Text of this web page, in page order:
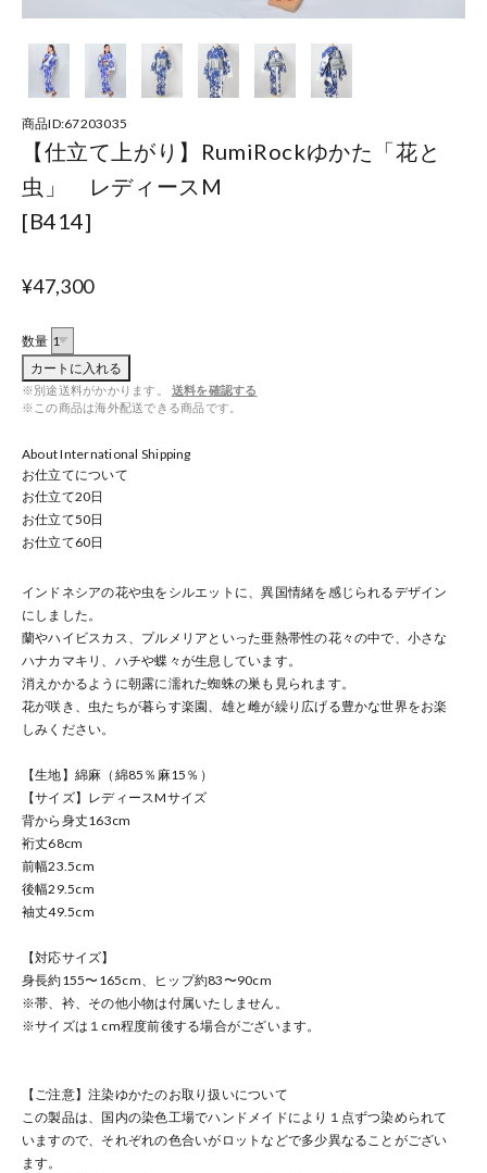
商品ID:67203035
【仕立て上がり】RumiRockゆかた「花と
虫」 レディースM
[B414]
¥47,300
数量
カートに入れる
※別途送料がかかります。
送料を確認する
※この商品は海外配送できる商品です。
About International Shipping
お仕立てについて
お仕立て20日
お仕立て50日
お仕立て60日
インドネシアの花や虫をシルエットに、異国情緒を感じられるデザイン
にしました。
蘭やハイビスカス、プルメリアといった亜熱帯性の花々の中で、小さな
ハナカマキリ、ハチや蝶々が生息しています。
消えかかるように朝露に濡れた蜘蛛の巣も見られます。
花が咲き、虫たちが暮らす楽園、雄と雌が繰り広げる豊かな世界をお楽
しみください。
【生地】綿麻（綿85％麻15％）
【サイズ】レディースMサイズ
背から身丈163cm
裄丈68cm
前幅23.5cm
後幅29.5cm
袖丈49.5cm
【対応サイズ】
身長約155〜165cm、ヒップ約83〜90cm
※帯、衿、その他小物は付属いたしません。
※サイズは１cm程度前後する場合がございます。
【ご注意】注染ゆかたのお取り扱いについて
この製品は、国内の染色工場でハンドメイドにより１点ずつ染められて
いますので、それぞれの色合いがロットなどで多少異なることがござい
ます。